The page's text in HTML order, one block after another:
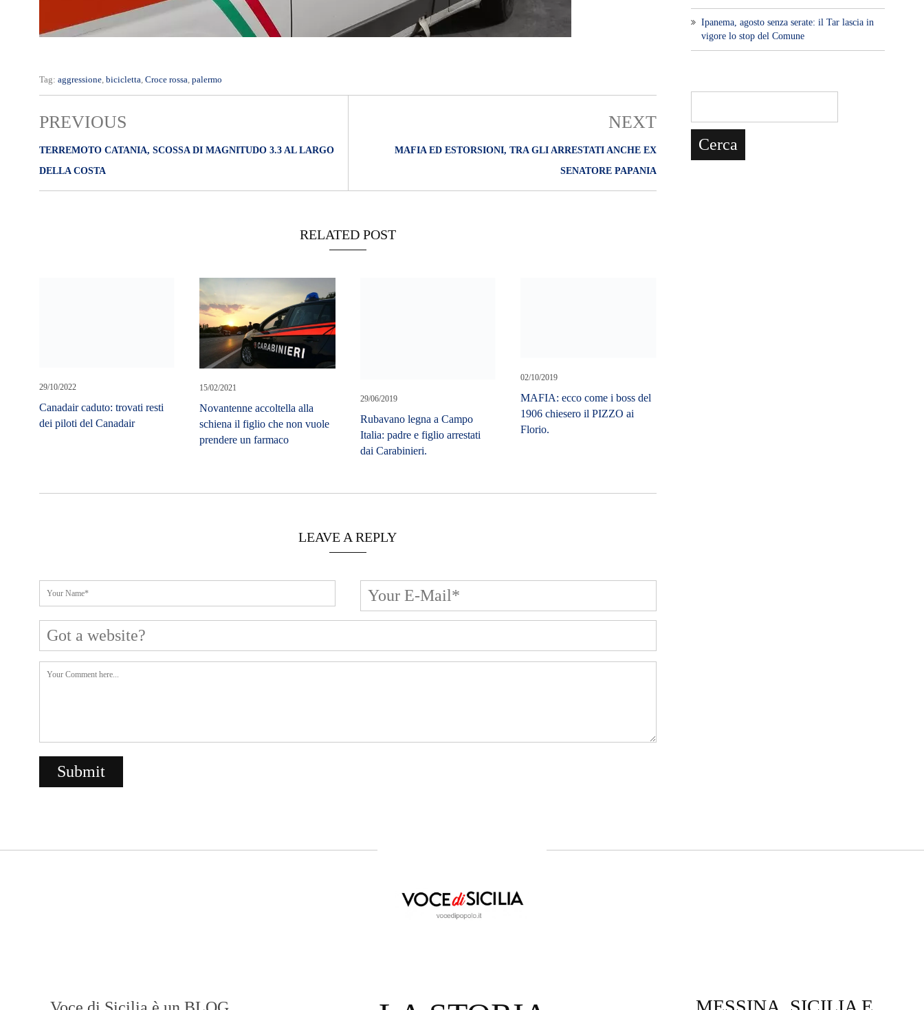
Tag: aggressione bicicletta Croce rossa palermo
PREVIOUS
TERREMOTO CATANIA, SCOSSA DI MAGNITUDO 3.3 AL LARGO
DELLA COSTA
NEXT
MAFIA ED ESTORSIONI, TRA GLI ARRESTATI ANCHE EX
SENATORE PAPANIA
RELATED POST
15/02/2021
Novantenne accoltella alla
schiena il figlio che non vuole
prendere un farmaco
29/06/2019
Rubavano legna a Campo
Italia: padre e figlio arrestati
dai Carabinieri.
02/10/2019
MAFIA: ecco come i boss del
1906 chiesero il PIZZO ai
Florio.
LEAVE A REPLY
Ipanema, agosto senza serate: il Tar lascia in
vigore lo stop del Comune